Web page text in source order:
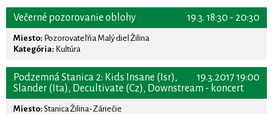
19.3. 18:30 - 20:30
Večerné pozorovanie oblohy
Miesto: Pozorovateľňa Malý diel Žilina
Kategória: Kultúra
19.3.2017 19:00
Podzemná Stanica 2: Kids Insane (Isr),
Slander (Ita), Decultivate (Cz), Downstream - koncert
Miesto: Stanica Žilina-Záriečie